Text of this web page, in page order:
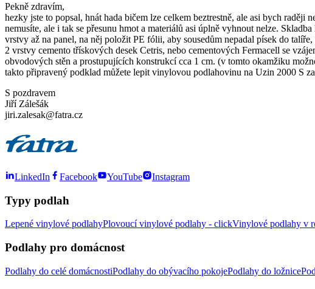
Pekně zdravím,
hezky jste to popsal, hnát hada bičem lze celkem beztrestně, ale asi bych
nemusíte, ale i tak se přesunu hmot a materiálů asi úplně vyhnout nelze.
vrstvy až na panel, na něj položit PE fólii, aby sousedům nepadal písek do
2 vrstvy cemento třískových desek Cetris, nebo cementových Fermacell se
obvodových stěn a prostupujících konstrukcí cca 1 cm. (v tomto okamžiku
takto připravený podklad můžete lepit vinylovou podlahovinu na Uzin 2000 S
S pozdravem
Jiří Zálešák
jiri.zalesak@fatra.cz
LinkedIn Facebook YouTube Instagram
Typy podlah
Lepené vinylové podlahyPlovoucí vinylové podlahy - clickVinylové podlahy v
Podlahy pro domácnost
Podlahy do celé domácnostiPodlahy do obývacího pokojePodlahy do ložnice